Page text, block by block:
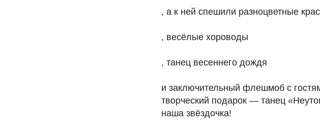
, а к ней спешили разноцветные
, весёлые хороводы
, танец весеннего дождя
и заключительный флешмоб с
творческий подарок — танец
наша звёздочка!